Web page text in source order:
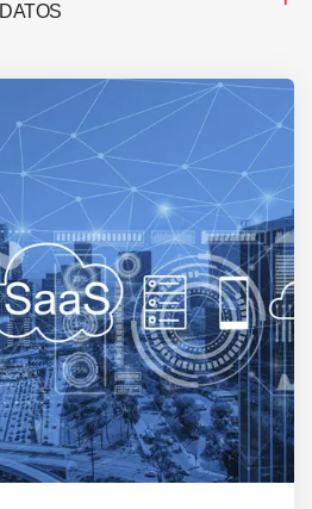
DATOS